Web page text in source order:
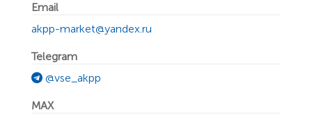
Email
akpp-market@yandex.ru
Telegram
@vse_akpp
MAX